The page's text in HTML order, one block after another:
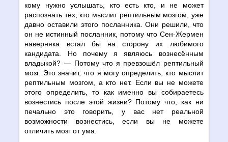
кому нужно услышать, кто есть кто, и не может
распознать тех, кто мыслит рептильным мозгом, уже
давно оставили этого посланника. Они решили, что
он не истинный посланник, потому что Сен-Жермен
наверняка встал бы на сторону их любимого
кандидата. Но почему я являюсь вознесённым
владыкой? —Потому что я превзошёл рептильный
мозг. Это значит, что я могу определить, кто мыслит
рептильным мозгом, а кто нет. Если вы не можете
этого определить, то как именно вы собираетесь
вознестись после этой жизни? Потому что, как ни
печально это говорить, у вас нет реальной
возможности вознестись, если вы не можете
отличить мозг от ума.